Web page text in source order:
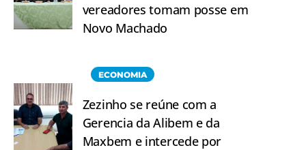
vereadores tomam posse em
Novo Machado
ECONOMIA
Zezinho se reúne com a
Gerencia da Alibem e da
Maxbem e intercede por